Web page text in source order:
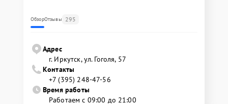
ОбзорОтзывы 295
Адрес
г. Иркутск, ул. ​Гоголя, 57
Контакты
+7 (395) 248-47-56
Время работы
Работаем с 09:00 до 21:00